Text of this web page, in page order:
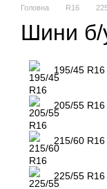
Головна R16
Шини б/
195/45 R16
205/55 R16
215/60 R16
225/55 R16